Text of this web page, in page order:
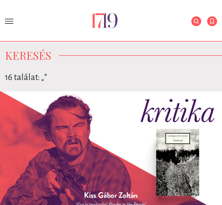
KERESÉS
16 találat: „”